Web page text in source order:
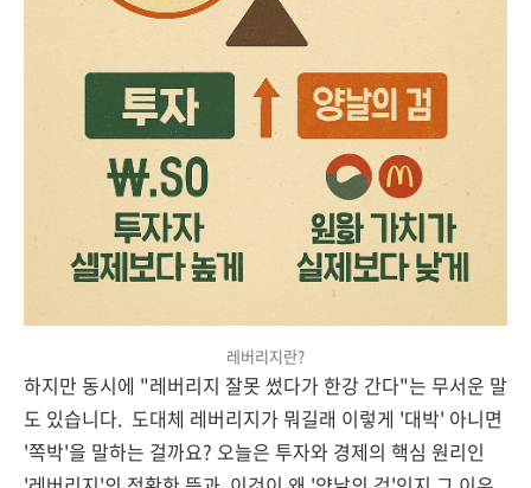
레버리지란?
하지만 동시에 "레버리지 잘못 썼다가 한강 간다"는 무서운 말
도 있습니다. 도대체 레버리지가 뭐길래 이렇게 '대박' 아니면
'쪽박'을 말하는 걸까요? 오늘은 투자와 경제의 핵심 원리인